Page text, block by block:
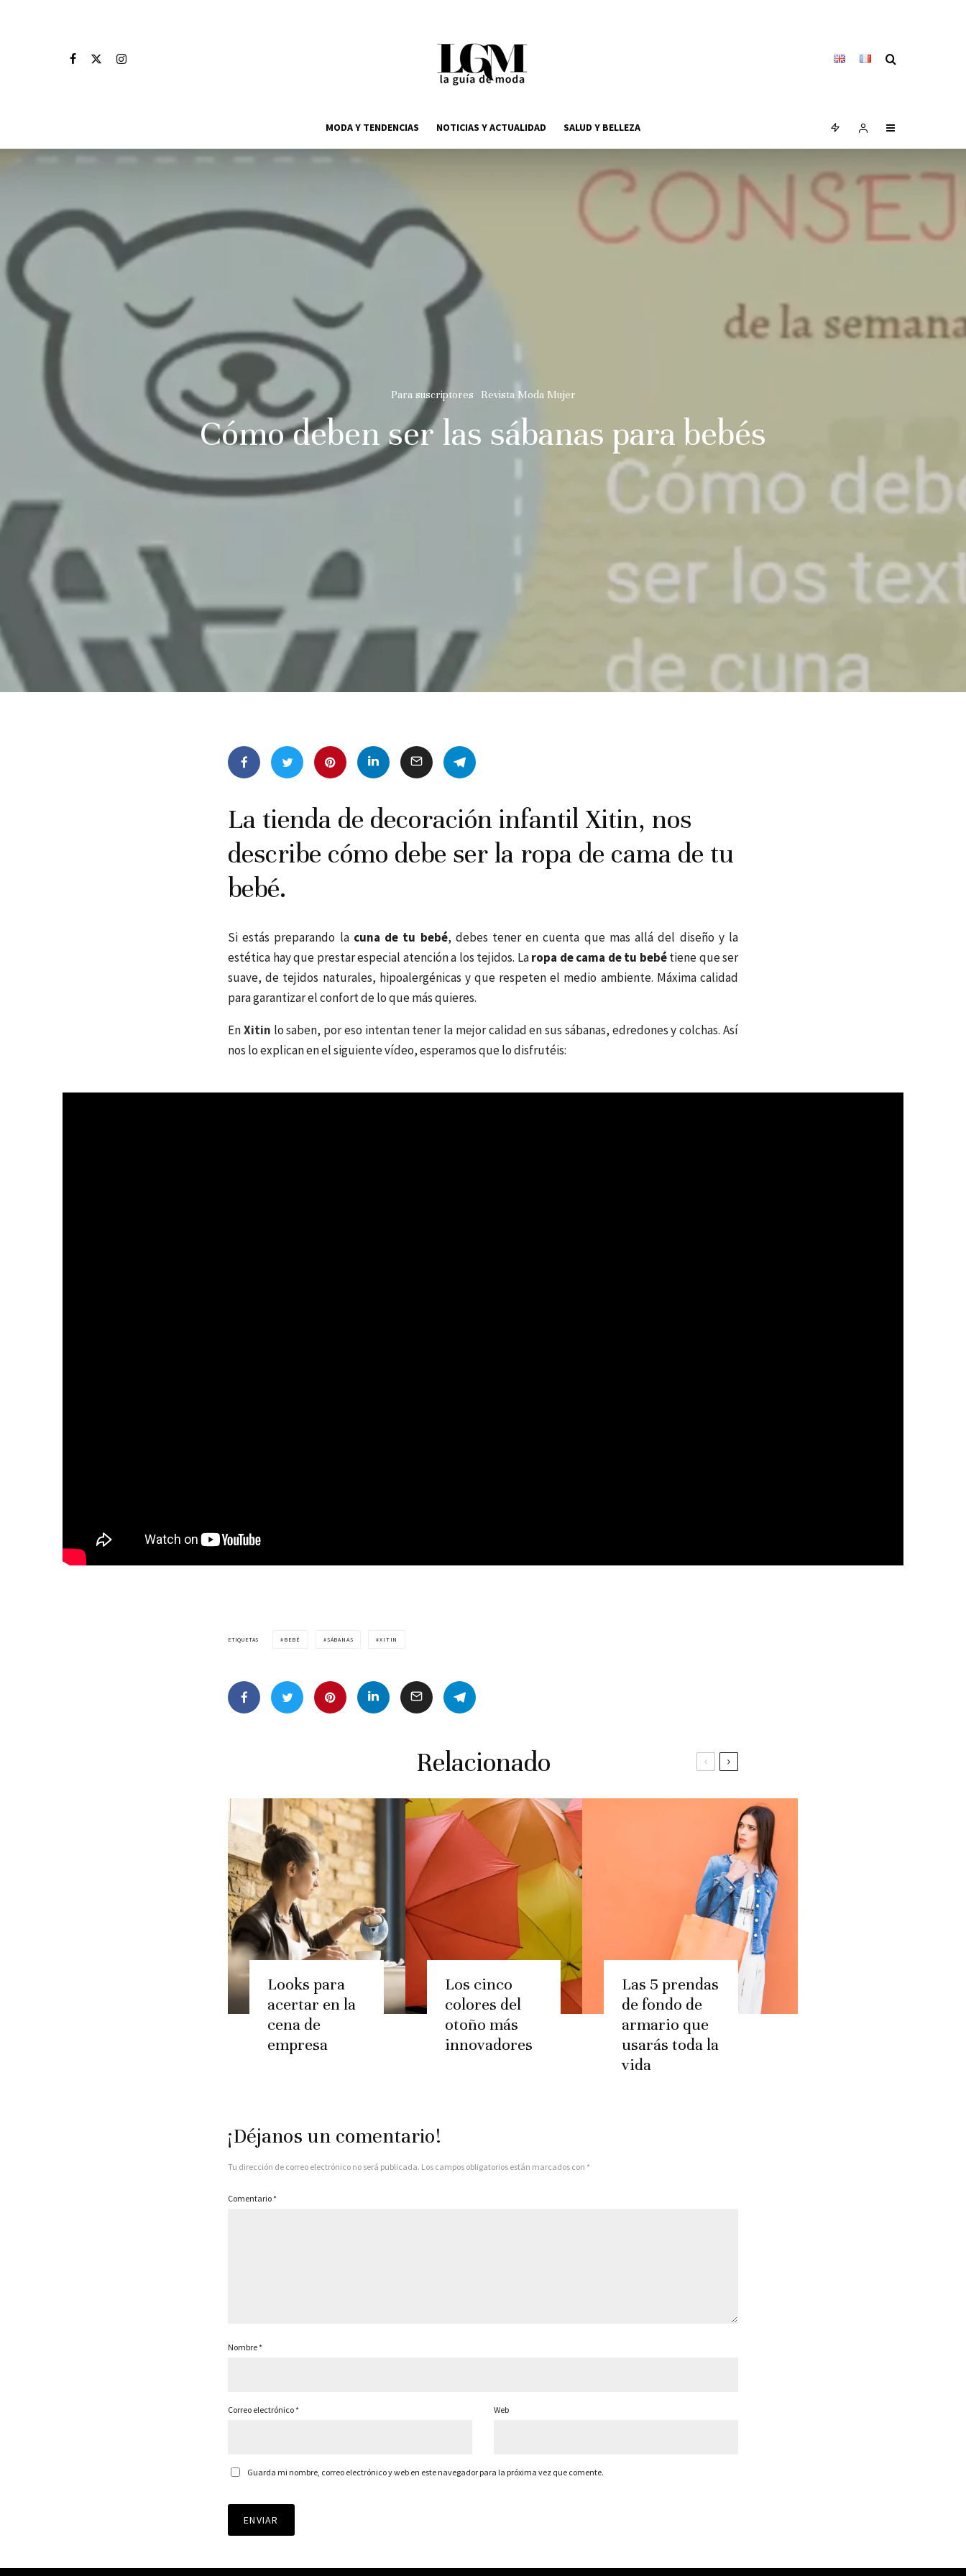
MODA Y TENDENCIAS NOTICIAS Y ACTUALIDAD SALUD Y BELLEZA
Para suscriptores Revista Moda Mujer
Cómo deben ser las sábanas para bebés
La tienda de decoración infantil Xitin, nos
describe cómo debe ser la ropa de cama de tu
bebé.
Si estás preparando la cuna de tu bebé, debes tener en cuenta que mas allá del diseño y la
estética hay que prestar especial atención a los tejidos. Laropa de cama de tu bebétiene que ser
suave, de tejidos naturales, hipoalergénicas y que respeten el medio ambiente. Máxima calidad
para garantizar el confort de lo que más quieres.
EnXitin lo saben, por eso intentan tener la mejor calidad en sus sábanas, edredones y colchas. Así
nos lo explican en el siguiente vídeo, esperamos que lo disfrutéis:
ETIQUETAS BEBÉ SÁBANAS XITIN
Relacionado
Looks para
acertar en la
cena de
empresa
Los cinco
colores del
otoño más
innovadores
Las 5 prendas
de fondo de
armario que
usarás toda la
vida
¡Déjanos un comentario!
Tu dirección de correo electrónico no será publicada. Los campos obligatorios están marcados con *
Comentario*
Nombre*
Correo electrónico* Web
Guarda mi nombre, correo electrónico y web en este navegador para la próxima vez que comente.